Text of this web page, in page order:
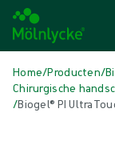
Home/Producten/
Chirurgische
/Biogel® PI